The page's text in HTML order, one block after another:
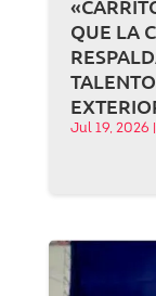
QUE LA
Jul 19, 2026